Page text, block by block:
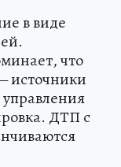
в виде
что
источники
ДТП с